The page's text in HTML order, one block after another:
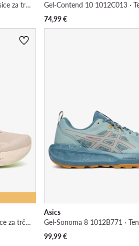
Patriot 14 Gs 1014A392 · Tenisice za trčanje
74,99€
Novablast 6 1012C008 · Tenisice za trčanje
Asics
99,99€